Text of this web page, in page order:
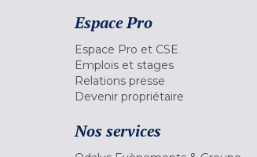
Espace Pro
Espace Pro et CSE
Emplois et stages
Relations presse
Devenir propriétaire
Nos services